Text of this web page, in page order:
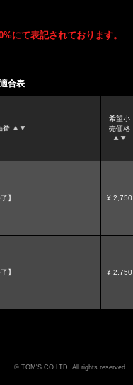
にて表記されております。
合表
番
希望小
売価格
】 ¥ 2,750
】 ¥ 2,750
TOM'S CO.LTD. All rights reserved.